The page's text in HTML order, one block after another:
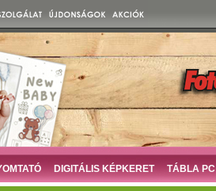
DIGITÁLIS KÉPKERET TÁBLA PC